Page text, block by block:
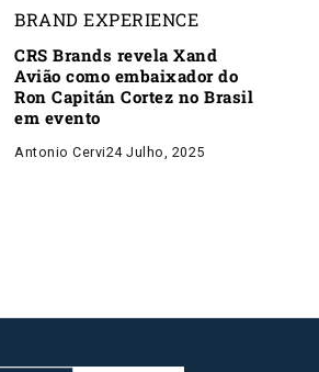
BRAND EXPERIENCE
CRS Brands revela Xand
Avião como embaixador do
Ron Capitán Cortez no Brasil
em evento
Antonio Cervi24 Julho, 2025